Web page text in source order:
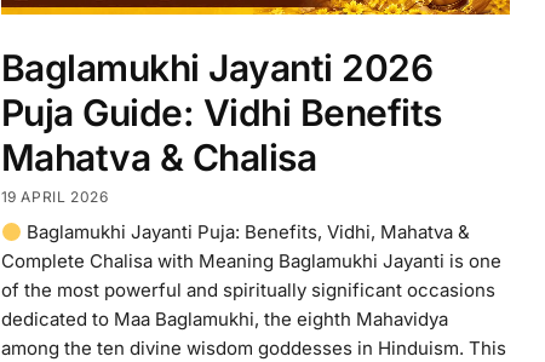
Baglamukhi Jayanti 2026
Puja Guide: Vidhi Benefits
Mahatva & Chalisa
19 APRIL 2026
Baglamukhi Jayanti Puja: Benefits, Vidhi, Mahatva &
Complete Chalisa with Meaning Baglamukhi Jayanti is one
of the most powerful and spiritually significant occasions
dedicated to Maa Baglamukhi, the eighth Mahavidya
among the ten divine wisdom goddesses in Hinduism. This